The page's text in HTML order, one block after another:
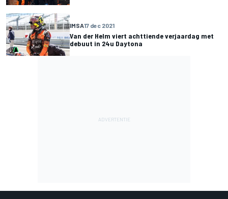
IMSA17 dec 2021
Van der Helm viert achttiende verjaardag met
debuut in 24u Daytona